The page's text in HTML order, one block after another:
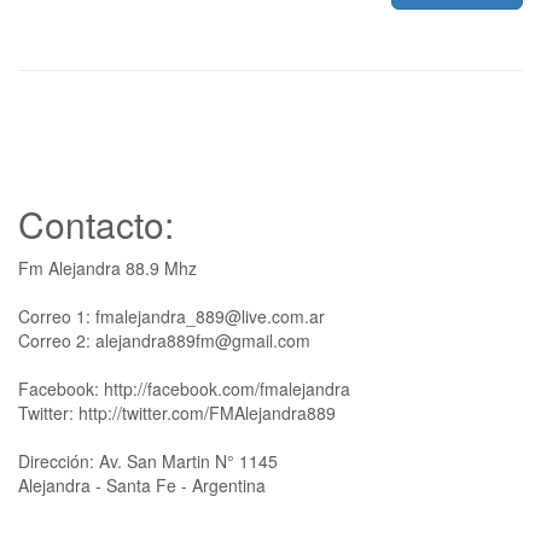
Contacto:
Fm Alejandra 88.9 Mhz
Correo 1: fmalejandra_889@live.com.ar
Correo 2: alejandra889fm@gmail.com
Facebook: http://facebook.com/fmalejandra
Twitter: http://twitter.com/FMAlejandra889
Dirección: Av. San Martin N° 1145
Alejandra - Santa Fe - Argentina